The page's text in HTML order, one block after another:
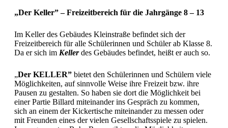
„Der Keller” – Freizeitbereich für die Jahrgänge 8 – 13
Im Keller des Gebäudes Kleinstraße befindet sich der
Freizeitbereich für alle Schülerinnen und Schüler ab Klasse 8.
Da er sich im Kellerdes Gebäudes befindet, heißt er auch so.
„Der KELLER” bietet den Schülerinnen und Schülern viele
Möglichkeiten, auf sinnvolle Weise ihre Freizeit bzw. ihre
Pausen zu gestalten. So haben sie dort die Möglichkeit bei
einer Partie Billard miteinander ins Gespräch zu kommen,
sich an einem der Kickertische miteinander zu messen oder
mit Freunden eines der vielen Gesellschaftsspiele zu spielen.